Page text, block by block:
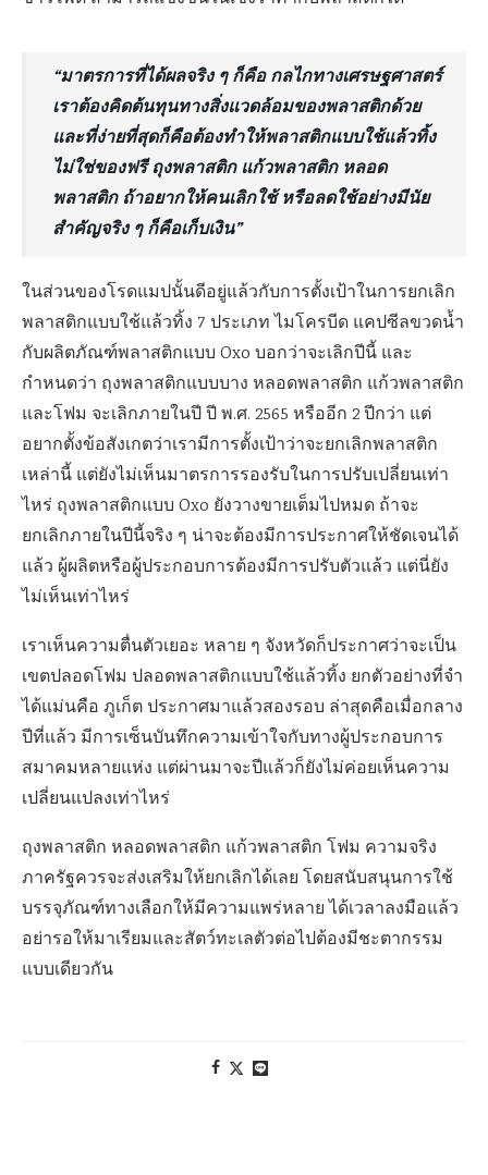
ในส่วนของโรดแมปนั้นดีอยู่แล้วกับการตั้งเป้าในการยกเลิก
พลาสติกแบบใช้แล้วทิ้ง 7 ประเภท ไมโครบีด แคปซีลขวดน้ำ
กับผลิตภัณฑ์พลาสติกแบบ Oxo บอกว่าจะเลิกปีนี้ และ
กำหนดว่า ถุงพลาสติกแบบบาง หลอดพลาสติก แก้วพลาสติก
และโฟม จะเลิกภายในปี ปี พ.ศ. 2565 หรืออีก 2 ปีกว่า แต่
อยากตั้งข้อสังเกตว่าเรามีการตั้งเป้าว่าจะยกเลิกพลาสติก
เหล่านี้ แต่ยังไม่เห็นมาตรการรองรับในการปรับเปลี่ยนเท่า
ไหร่ ถุงพลาสติกแบบ Oxo ยังวางขายเต็มไปหมด ถ้าจะ
ยกเลิกภายในปีนี้จริง ๆ น่าจะต้องมีการประกาศให้ชัดเจนได้
แล้ว ผู้ผลิตหรือผู้ประกอบการต้องมีการปรับตัวแล้ว แต่นี่ยัง
ไม่เห็นเท่าไหร่
เราเห็นความตื่นตัวเยอะ หลาย ๆ จังหวัดก็ประกาศว่าจะเป็น
เขตปลอดโฟม ปลอดพลาสติกแบบใช้แล้วทิ้ง ยกตัวอย่างที่จำ
ได้แม่นคือ ภูเก็ต ประกาศมาแล้วสองรอบ ล่าสุดคือเมื่อกลาง
ปีที่แล้ว มีการเซ็นบันทึกความเข้าใจกับทางผู้ประกอบการ
สมาคมหลายแห่ง แต่ผ่านมาจะปีแล้วก็ยังไม่ค่อยเห็นความ
เปลี่ยนแปลงเท่าไหร่
ถุงพลาสติก หลอดพลาสติก แก้วพลาสติก โฟม ความจริง
ภาครัฐควรจะส่งเสริมให้ยกเลิกได้เลย โดยสนับสนุนการใช้
บรรจุภัณฑ์ทางเลือกให้มีความแพร่หลาย ได้เวลาลงมือแล้ว
อย่ารอให้มาเรียมและสัตว์ทะเลตัวต่อไปต้องมีชะตากรรม
แบบเดียวกัน